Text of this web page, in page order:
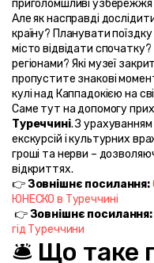
приголомшливі узбережжя
Але як насправді
країну? Планувати
місто відвідати
регіонами? Які музеї
пропустите знакові
кулі над Каппадокією на
Саме тут на допомогу
Туреччині. З урахуванням
екскурсій і культурних
гроші та нерви –
відкриттях.
👉 Зовнішнє посилання:
ЮНЕСКО в Туреччині
👉 Зовнішнє посилання:
гід Туреччини
🛎️ Що таке